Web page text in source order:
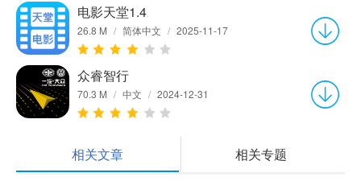
电影天堂1.4
26.8 M / 简体中文 / 2025-11-17
众睿智行
70.3 M / 中文 / 2024-12-31
相关文章 相关专题